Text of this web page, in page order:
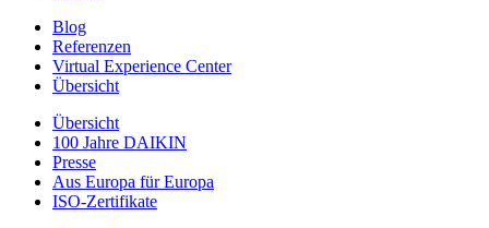
Blog
Referenzen
Virtual Experience Center
Übersicht
Übersicht
100 Jahre DAIKIN
Presse
Aus Europa für Europa
ISO-Zertifikate